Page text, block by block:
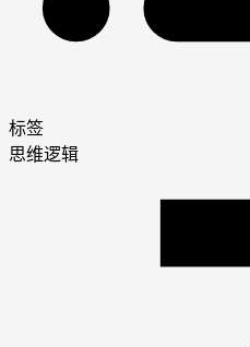
标签
思维逻辑